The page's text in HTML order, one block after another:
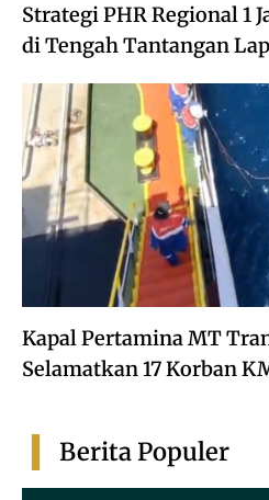
Strategi PHR Regional 1
di Tengah Tantangan
Kapal Pertamina MT
Selamatkan 17 Korban
Berita Populer